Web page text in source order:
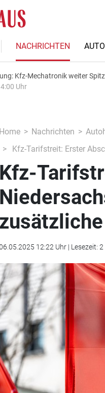
NACHRICHTEN
Kfz-Mechatronik weiter
Uhr
Home Nachrichten
Kfz-Tarifstreit: Erster
Kfz-
12:22 Uhr | Lesezeit: 2